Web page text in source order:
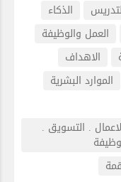
الذكاء
العمل والوظيفة
الاهداف
الموارد البشرية
. التسويق .